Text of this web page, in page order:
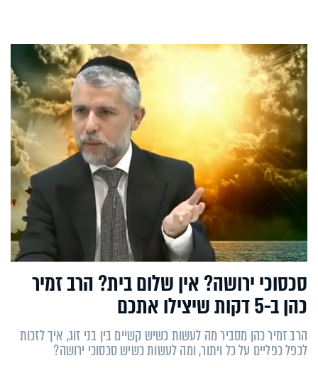
סכסוכי ירושה? אין שלום בית? הרב זמיר
כהן ב-5 דקות שיצילו אתכם
הרב זמיר כהן מסביר מה לעשות כשיש קשיים בין בני זוג, איך לזכות
לכפל כפליים על כל ויתור, ומה לעשות כשיש סכסוכי ירושה?